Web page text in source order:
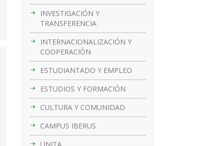
INVESTIGACIÓN Y
TRANSFERENCIA
INTERNACIONALIZACIÓN Y
COOPERACIÓN
ESTUDIANTADO Y EMPLEO
ESTUDIOS Y FORMACIÓN
CULTURA Y COMUNIDAD
CAMPUS IBERUS